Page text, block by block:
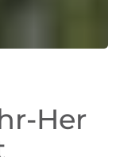
Her